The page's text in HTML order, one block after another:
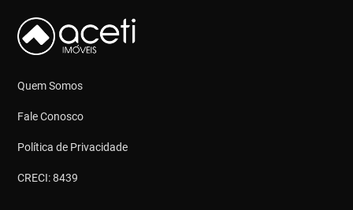
Quem Somos
Fale Conosco
Política de Privacidade
CRECI: 8439